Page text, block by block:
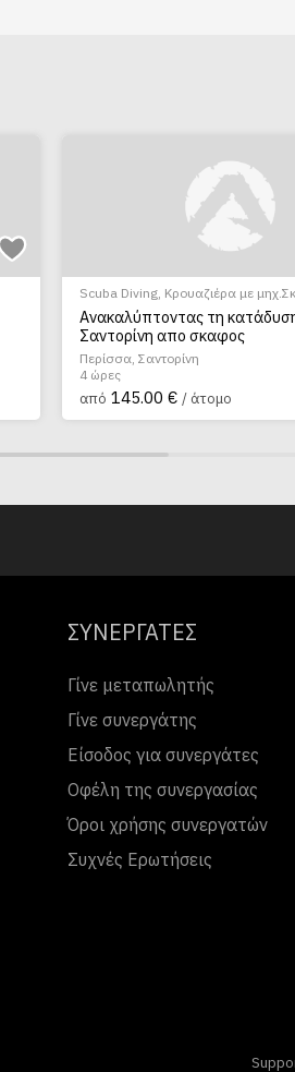
Scuba Diving, Κρουαζιέρα με
Ανακαλύπτοντας τη
Σαντορίνη απο σκαφος
Περίσσα, Σαντορίνη
4 ώρες
από 145.00 € / άτομο
ΣΥΝΕΡΓΑΤΕΣ
Γίνε μεταπωλητής
Γίνε συνεργάτης
Είσοδος για συνεργάτες
Οφέλη της συνεργασίας
Όροι χρήσης συνεργατών
Συχνές Ερωτήσεις